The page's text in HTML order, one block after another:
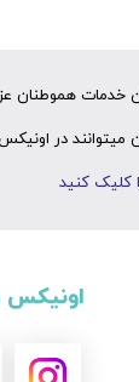
خدمات هموطنان
در
کلیک کنید
اونیکس